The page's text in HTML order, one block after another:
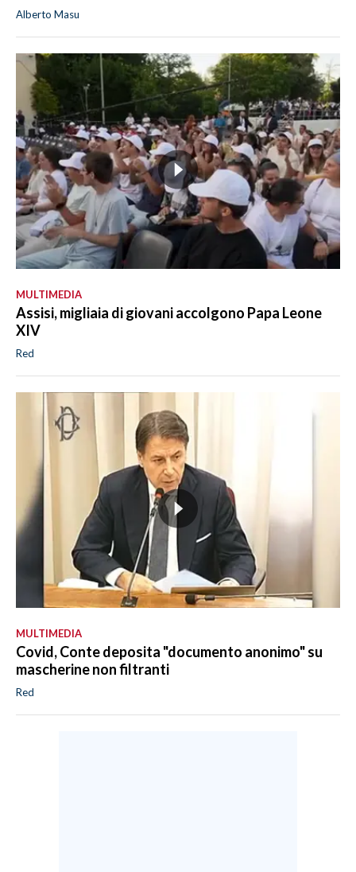
Alberto Masu
MULTIMEDIA
Assisi, migliaia di giovani accolgono Papa Leone
XIV
Red
MULTIMEDIA
Covid, Conte deposita "documento anonimo" su
mascherine non filtranti
Red